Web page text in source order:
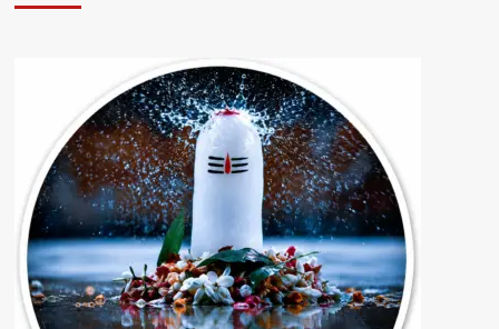
राज्य
स्तरीय
शुभारंभ
बारे
में
और
पढ़ें